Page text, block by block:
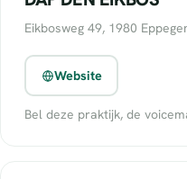
Eikbosweg 49, 1980
Website
Bel deze praktijk, de